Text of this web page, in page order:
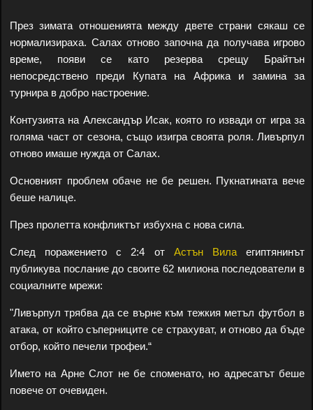
През зимата отношенията между двете страни сякаш се
нормализираха. Салах отново започна да получава игрово
време, появи се като резерва срещу Брайтън
непосредствено преди Купата на Африка и замина за
турнира в добро настроение.
Контузията на Александър Исак, която го извади от игра за
голяма част от сезона, също изигра своята роля. Ливърпул
отново имаше нужда от Салах.
Основният проблем обаче не бе решен. Пукнатината вече
беше налице.
През пролетта конфликтът избухна с нова сила.
След поражението с 2:4 от Астън Вилаегиптянинът
публикува послание до своите 62 милиона последователи в
социалните мрежи:
"Ливърпул трябва да се върне към тежкия метъл футбол в
атака, от който съперниците се страхуват, и отново да бъде
отбор, който печели трофеи.“
Името на Арне Слот не бе споменато, но адресатът беше
повече от очевиден.